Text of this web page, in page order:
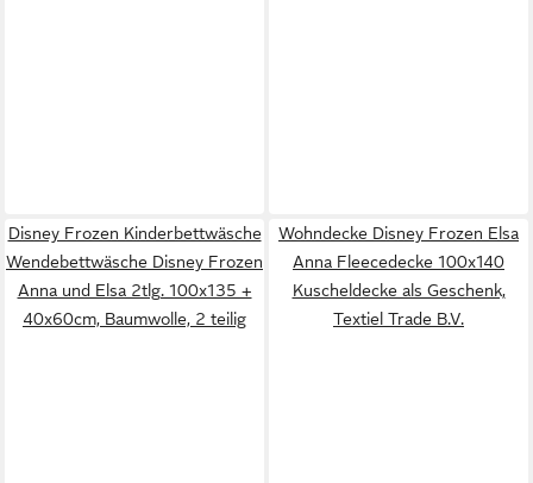
Disney Frozen Kinderbettwäsche
Wendebettwäsche Disney Frozen
Anna und Elsa 2tlg. 100x135 +
40x60cm, Baumwolle, 2 teilig
Wohndecke Disney Frozen Elsa
Anna Fleecedecke 100x140
Kuscheldecke als Geschenk,
Textiel Trade B.V.